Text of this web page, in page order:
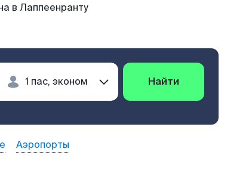
в Лаппеенранту
Найти
Аэропорты